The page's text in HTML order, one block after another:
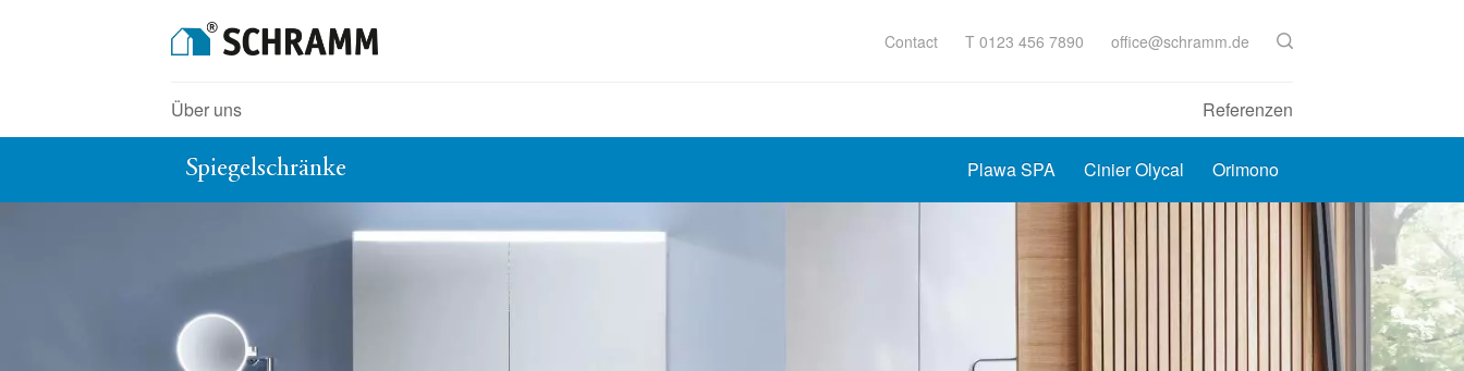
Über uns Referenzen
Contact T 0123 456 7890 office@schramm.de
Spiegelschränke Plawa SPA Cinier Olycal Orimono